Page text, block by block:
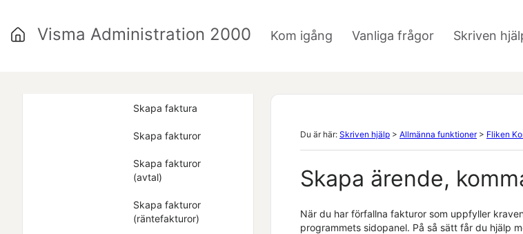
Kom igång Vanliga frågor Skriven
Visma Administration 2000
Skapa ansökan
Skapa faktura
Skapa fakturor
Skapa fakturor
(avtal)
Skapa fakturor
(räntefakturor)
Du är här: Skriven hjälp > Allmänna funktioner> Fliken
Skapa ärende,
När du har förfallna fakturor som uppfyller
programmets sidopanel. På så sätt får du hjälp